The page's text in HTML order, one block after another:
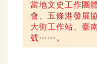
當地文史工作團
會、五條港發展
大街工作站、臺
號⋯⋯。